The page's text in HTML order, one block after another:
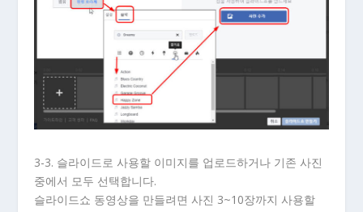
3-3. 슬라이드로 사용할 이미지를 업로드하거나 기존 사진
중에서 모두 선택합니다.
슬라이드쇼 동영상을 만들려면 사진 3~10장까지 사용할